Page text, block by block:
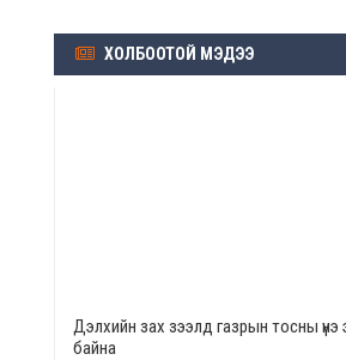
ХОЛБООТОЙ МЭДЭЭ
Дэлхийн зах зээлд газрын тосны үнэ
байна